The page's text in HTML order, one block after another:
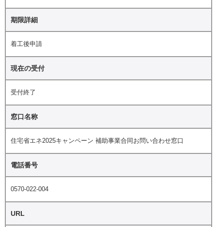
期限詳細
着工後申請
現在の受付
受付終了
窓口名称
住宅省エネ2025キャンペーン 補助事業合同お問い合わせ窓口
電話番号
0570-022-004
URL